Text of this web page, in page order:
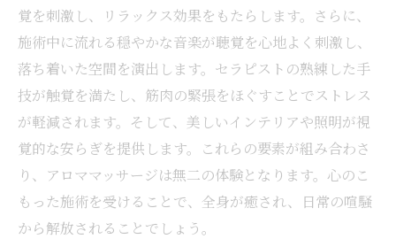
お客様の声から知る専門店の評価
施術中に流れる心地よい音楽の効果
リピーターに愛される理由とは
施術後のケアとアドバイス
アロマオイルがもたらすリラクゼーション効果
日常生活に取り入れる方法
季節ごとのおすすめオイル
覚を刺激し、リラックス効果をもたらします。さらに、
施術中に流れる穏やかな音楽が聴覚を心地よく刺激し、
落ち着いた空間を演出します。セラピストの熟練した手
技が触覚を満たし、筋肉の緊張をほぐすことでストレス
が軽減されます。そして、美しいインテリアや照明が視
覚的な安らぎを提供します。これらの要素が組み合わさ
り、アロママッサージは無二の体験となります。心のこ
もった施術を受けることで、全身が癒され、日常の喧騒
から解放されることでしょう。